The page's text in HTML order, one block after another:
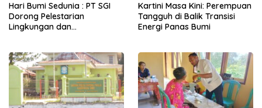
Hari Bumi Sedunia : PT SGI
Dorong Pelestarian
Lingkungan dan
Kartini Masa Kini: Perempuan
Tangguh di Balik Transisi
Energi Panas Bumi